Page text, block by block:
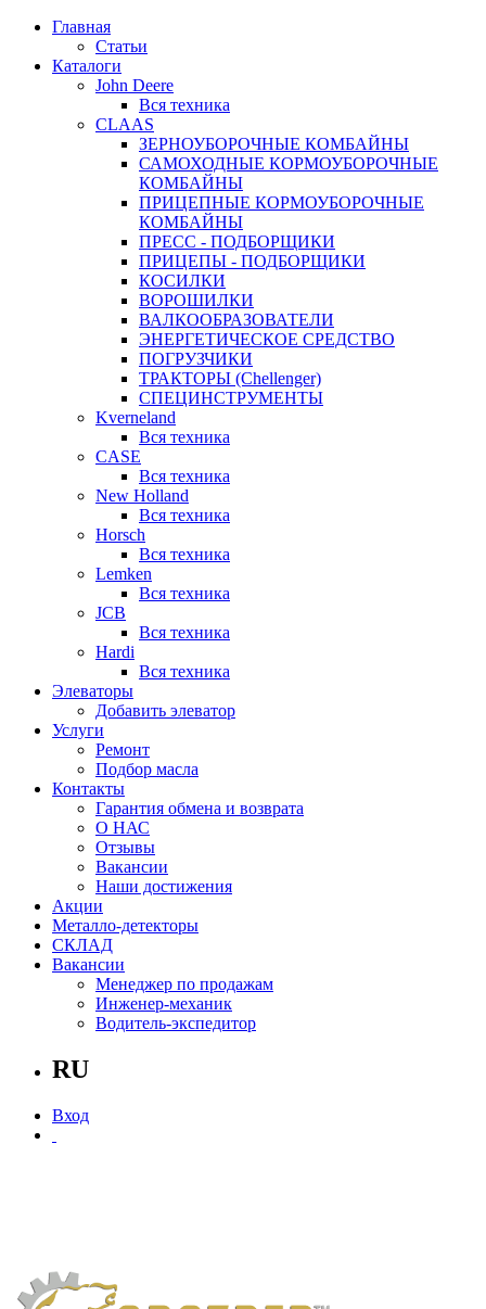
Главная
Статьи
Каталоги
John Deere
Вся техника
CLAAS
ЗЕРНОУБОРОЧНЫЕ КОМБАЙНЫ
САМОХОДНЫЕ КОРМОУБОРОЧНЫЕ
КОМБАЙНЫ
ПРИЦЕПНЫЕ КОРМОУБОРОЧНЫЕ
КОМБАЙНЫ
ПРЕСС - ПОДБОРЩИКИ
ПРИЦЕПЫ - ПОДБОРЩИКИ
КОСИЛКИ
ВОРОШИЛКИ
ВАЛКООБРАЗОВАТЕЛИ
ЭНЕРГЕТИЧЕСКОЕ СРЕДСТВО
ПОГРУЗЧИКИ
ТРАКТОРЫ (Chellenger)
СПЕЦИНСТРУМЕНТЫ
Kverneland
Вся техника
CASE
Вся техника
New Holland
Вся техника
Horsch
Вся техника
Lemken
Вся техника
JCB
Вся техника
Hardi
Вся техника
Элеваторы
Добавить элеватор
Услуги
Ремонт
Подбор масла
Контакты
Гарантия обмена и возврата
О НАС
Отзывы
Вакансии
Наши достижения
Акции
Металло-детекторы
СКЛАД
Вакансии
Менеджер по продажам
Инженер-механик
Водитель-экспедитор
RU
Вход